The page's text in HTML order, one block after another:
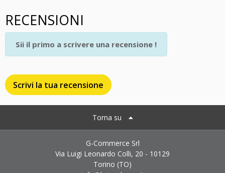
RECENSIONI
Scrivi la tua recensione
Sii il primo a scrivere una recensione !
Torna su
G-Commerce Srl
Via Luigi Leonardo Colli, 20 - 10129
Torino (TO)